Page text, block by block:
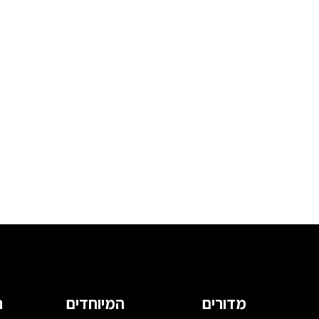
מדורים המיוחדים